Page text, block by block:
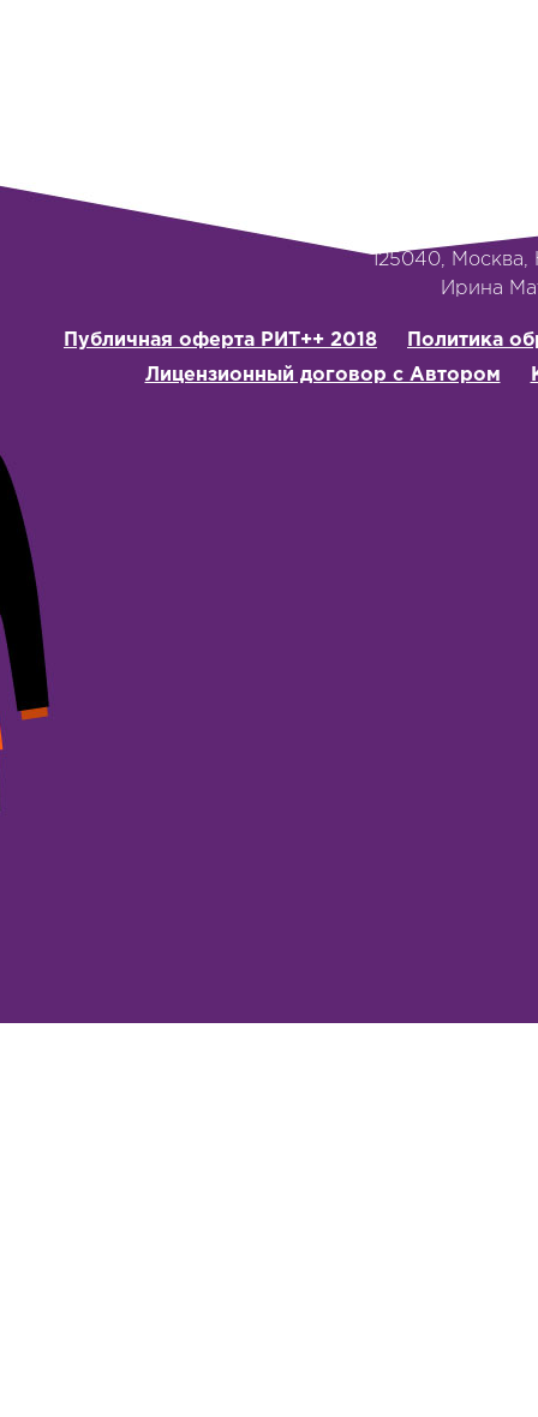
125040, Москва,
‭Ирина
Публичная оферта РИТ++ 2018
Политика
Лицензионный договор с Автором